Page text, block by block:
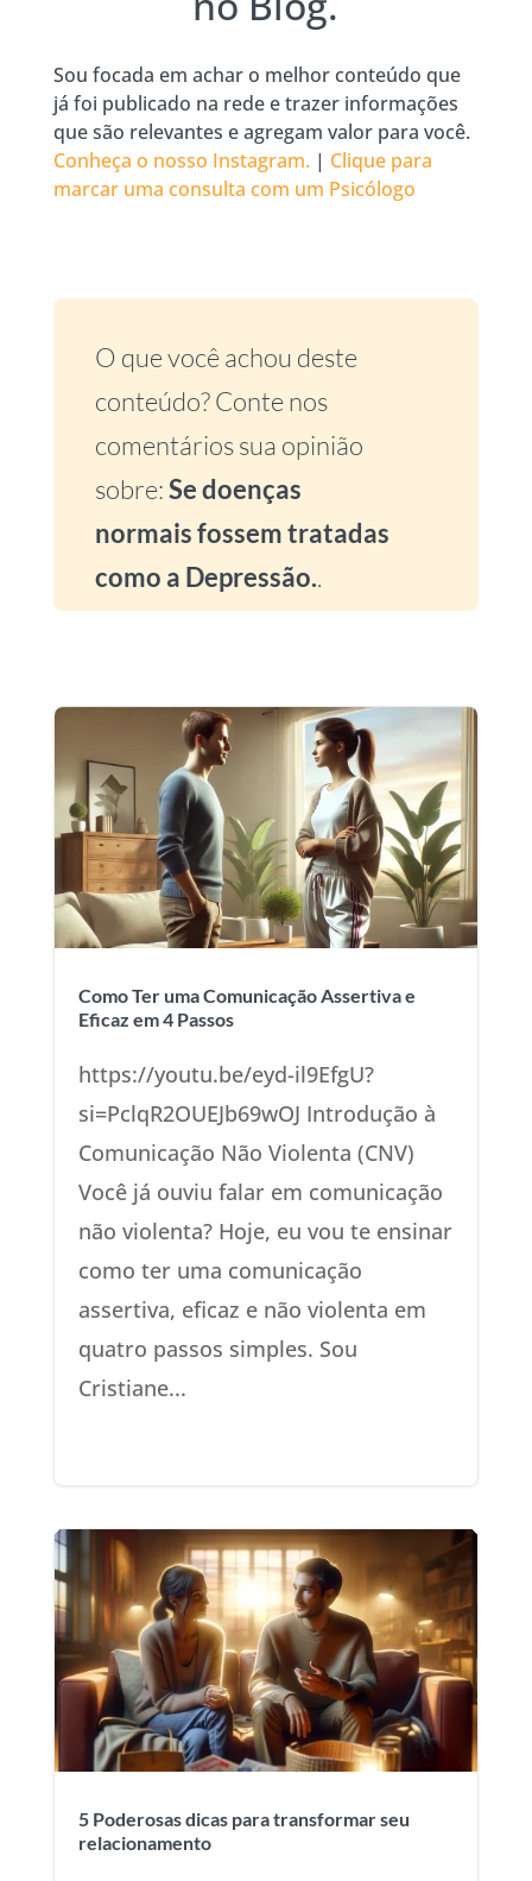
Sou focada em achar o melhor conteúdo que
já foi publicado na rede e trazer informações
que são relevantes e agregam valor para você.
Conheça o nosso Instagram. | Clique para
marcar uma consulta com um Psicólogo
O que você achou deste
conteúdo? Conte nos
comentários sua opinião
sobre:Se doenças
normais fossem tratadas
como a Depressão..
Como Ter uma Comunicação Assertiva e
Eficaz em 4 Passos
https://youtu.be/eyd-il9EfgU?
si=PclqR2OUEJb69wOJ Introdução à
Comunicação Não Violenta (CNV)
Você já ouviu falar em comunicação
não violenta? Hoje, eu vou te ensinar
como ter uma comunicação
assertiva, eficaz e não violenta em
quatro passos simples. Sou
Cristiane...
5 Poderosas dicas para transformar seu
relacionamento